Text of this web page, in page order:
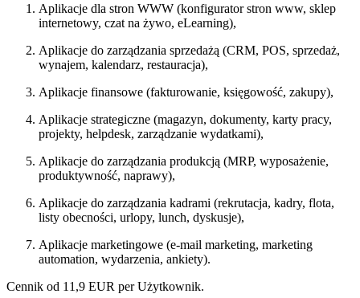
Aplikacje dla stron WWW (konfigurator stron www, sklep
internetowy, czat na żywo, eLearning),
Aplikacje do zarządzania sprzedażą (CRM, POS, sprzedaż,
wynajem, kalendarz, restauracja),
Aplikacje finansowe (fakturowanie, księgowość, zakupy),
Aplikacje strategiczne (magazyn, dokumenty, karty pracy,
projekty, helpdesk, zarządzanie wydatkami),
Aplikacje do zarządzania produkcją (MRP, wyposażenie,
produktywność, naprawy),
Aplikacje do zarządzania kadrami (rekrutacja, kadry, flota,
listy obecności, urlopy, lunch, dyskusje),
Aplikacje marketingowe (e-mail marketing, marketing
automation, wydarzenia, ankiety).
Cennik od 11,9 EUR per Użytkownik.